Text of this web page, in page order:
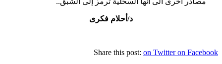
د/أحلام فكرى
Share this post: on Twitter on Facebook